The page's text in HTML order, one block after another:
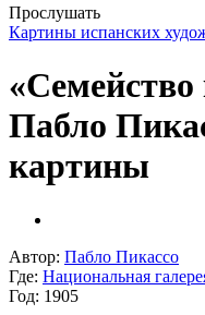
Прослушать
Картины испанских
«Семейство
Пабло
картины
Автор: Пабло Пикассо
Где: Национальная
Год: 1905